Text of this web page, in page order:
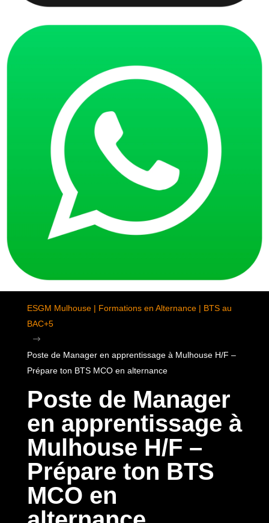
ESGM Mulhouse | Formations en Alternance | BTS au
BAC+5
$
Poste de Manager en apprentissage à Mulhouse H/F –
Prépare ton BTS MCO en alternance
Poste de Manager
en apprentissage à
Mulhouse H/F –
Prépare ton BTS
MCO en